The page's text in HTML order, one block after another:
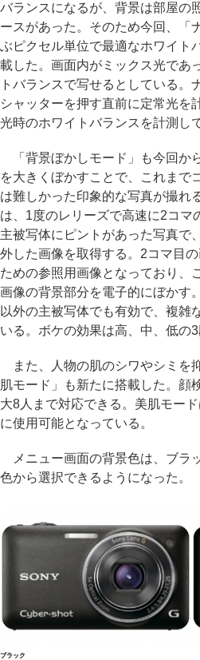
バランスになるが、背景は部屋の
ースがあった。そのため今回、「
ぶピクセル単位で最適なホワイト
載した。画面内がミックス光であ
トバランスで写せるとしている。
シャッターを押す直前に定常光を
光時のホワイトバランスを計測し
「背景ぼかしモード」も今回か
を大きくぼかすことで、これまで
は難しかった印象的な写真が撮れ
は、1度のレリーズで高速に2コマ
主被写体にピントがあった写真で
外した画像を取得する。2コマ目
ための参照用画像となっており、
画像の背景部分を電子的にぼかす
以外の主被写体でも有効で、複雑
いる。ボケの効果は高、中、低の3
また、人物の肌のシワやシミを
肌モード」も新たに搭載した。顔
大8人まで対応できる。美肌モー
に使用可能となっている。
メニュー画面の背景色は、ブラ
色から選択できるようになった。
ブラック